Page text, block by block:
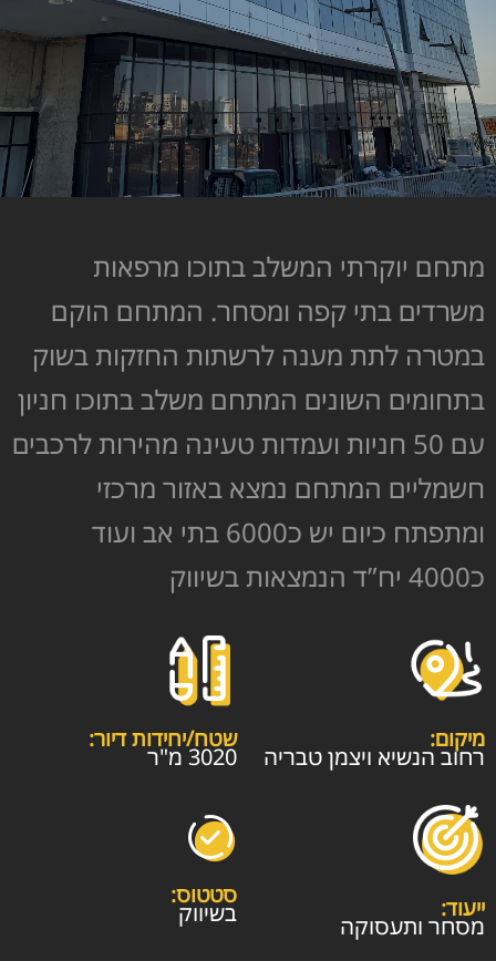
מתחם יוקרתי המשלב בתוכו מרפאות
משרדים בתי קפה ומסחר. המתחם הוקם
במטרה לתת מענה לרשתות החזקות בשוק
בתחומים השונים המתחם משלב בתוכו חניון
עם 50 חניות ועמדות טעינה מהירות לרכבים
חשמליים המתחם נמצא באזור מרכזי
ומתפתח כיום יש כ6000 בתי אב ועוד
כ4000 יח”ד הנמצאות בשיווק
מיקום:
רחוב הנשיא ויצמן טבריה
שטח/יחידות דיור:
3020 מ"ר
ייעוד:
מסחר ותעסוקה
סטטוס:
בשיווק